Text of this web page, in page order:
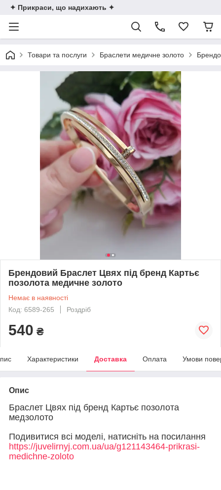
✦ Прикраси, що надихають ✦
Товари та послуги Браслети медичне золото
Брендовий Браслет Цвях під бренд Картьє
позолота медичне золото
Немає в наявності
Код: 6589-265
Роздріб
540 ₴
Характеристики Доставка Оплата Умови
Опис
Браслет Цвях під бренд Картьє позолота
медзолото
Подивитися всі моделі, натисніть на посилання
https://juvelirnyj.com.ua/ua/g121143464-prikrasi-
medichne-zoloto